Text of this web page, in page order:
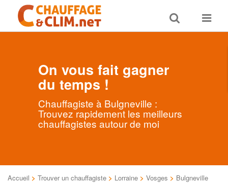
Toggle
search
Toggle
On vous fait gagner
du temps !
Chauffagiste à Bulgneville :
Trouvez rapidement les meilleurs
chauffagistes autour de moi
Accueil > Trouver un chauffagiste > Lorraine > Vosges > Bulgneville